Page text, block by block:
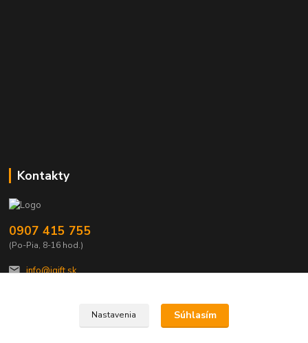
Kontakty
0907 415 755
(Po-Pia, 8-16 hod.)
info@igift.sk
Nastavenia Súhlasím